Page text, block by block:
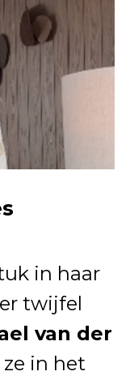
in haar
twijfel
van der
in het